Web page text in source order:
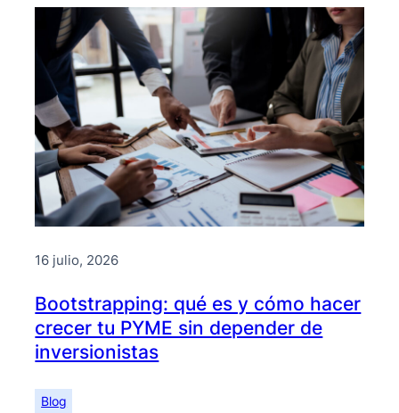
16 julio, 2026
Bootstrapping: qué es y cómo hacer
crecer tu PYME sin depender de
inversionistas
Blog